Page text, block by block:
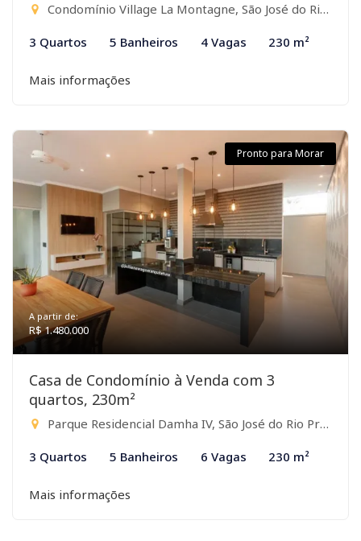
Condomínio Village La Montagne, São José do Rio Preto-SP
3 Quartos 5 Banheiros 4 Vagas 230 m²
Mais informações
Pronto para Morar
A partir de:
R$ 1.480.000
Casa de Condomínio à Venda com 3
quartos, 230m²
Parque Residencial Damha IV, São José do Rio Preto-SP
3 Quartos 5 Banheiros 6 Vagas 230 m²
Mais informações